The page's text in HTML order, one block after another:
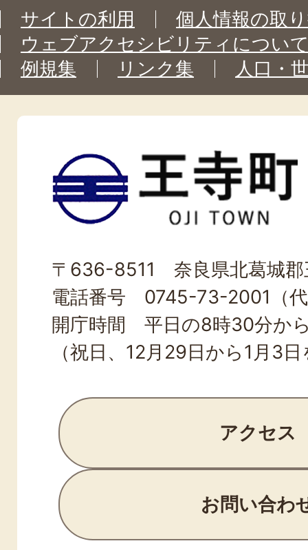
サイトの利用
個人情報の取
ウェブアクセシビリティについ
例規集
リンク集 人口・
王
寺
町
TOWN
〒636-8511 奈良県北葛城郡
電話番号 0745-73-2001（
開庁時間 平日の8時30分か
（祝日、12月29日から1月3
アクセス
お問い合わ